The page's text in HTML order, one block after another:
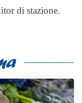
di stazione.